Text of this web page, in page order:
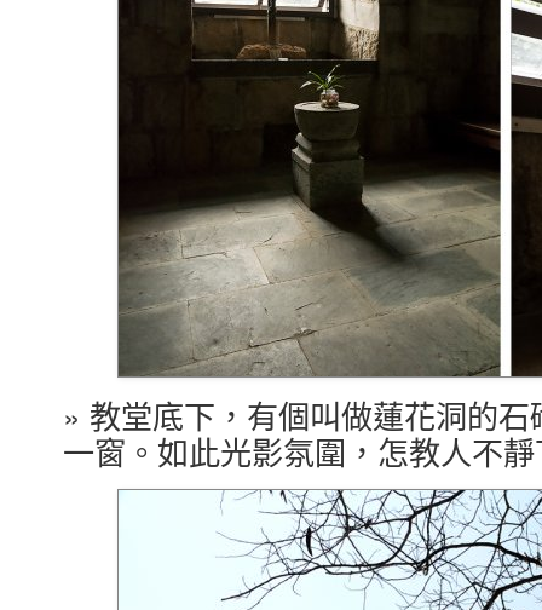
» 教堂底下，有個叫做蓮花洞的
一窗。如此光影氛圍，怎教人不